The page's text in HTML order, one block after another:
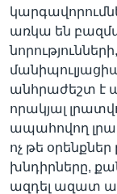
առկա են
անհրաժեշտ է
որակյալ
ապահովող
ոչ թե
խնդիրները,
ազդել ազատ